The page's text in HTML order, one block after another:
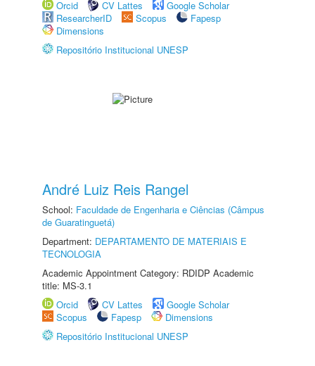
Orcid
CV Lattes
Google Scholar
ResearcherID
Scopus
Fapesp
Dimensions
Repositório Institucional UNESP
André Luiz Reis Rangel
School: Faculdade de Engenharia e Ciências (Câmpus
de Guaratinguetá)
Department: DEPARTAMENTO DE MATERIAIS E
TECNOLOGIA
Academic Appointment Category: RDIDP Academic
title: MS-3.1
Orcid
CV Lattes
Google Scholar
Scopus
Fapesp
Dimensions
Repositório Institucional UNESP